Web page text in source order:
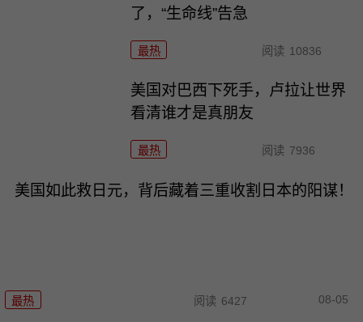
了，“生命线”告急
最热 阅读 10836
美国对巴西下死手，卢拉让世界
看清谁才是真朋友
最热 阅读 7936
美国如此救日元，背后藏着三重收割日本的阳谋！
最热 阅读 6427 08-05